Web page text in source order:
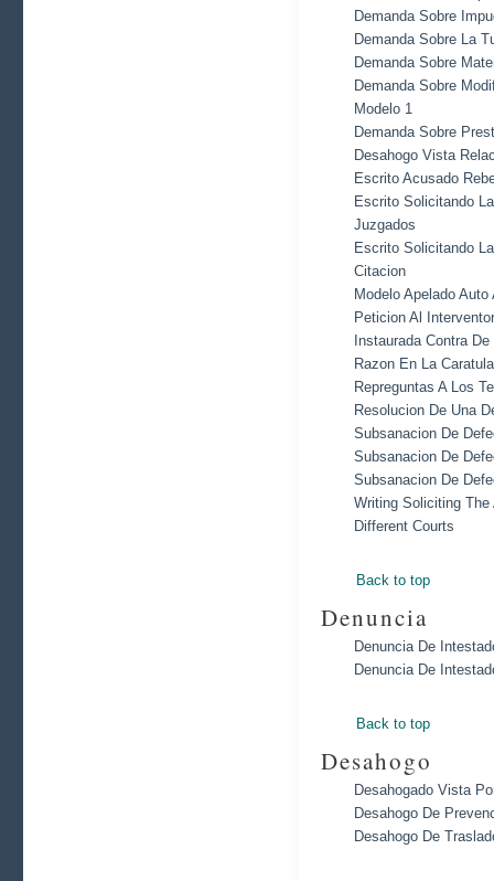
Demanda Sobre
Demanda Sobre La
Demanda Sobre
Demanda Sobre
Modelo 1
Demanda Sobre
Desahogo Vista
Escrito Acusado
Escrito Solicitando
Juzgados
Escrito Solicitando
Citacion
Modelo Apelado
Peticion Al
Instaurada Contra
Razon En La
Repreguntas A Los
Resolucion De Una
Subsanacion De
Subsanacion De
Subsanacion De
Writing Soliciting
Different Courts
Back to top
Denuncia
Denuncia De
Denuncia De
Back to top
Desahogo
Desahogado Vista
Desahogo De
Desahogo De